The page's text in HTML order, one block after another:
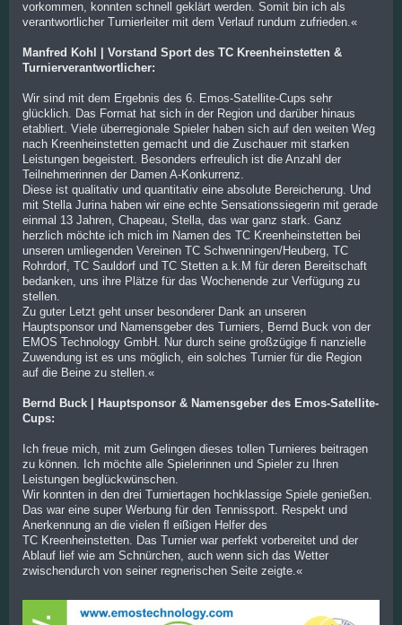
vorkommen, konnten schnell geklärt werden. Somit bin ich als
verantwortlicher Turnierleiter mit dem Verlauf rundum zufrieden.«
Manfred Kohl | Vorstand Sport des TC Kreenheinstetten &
Turnierverantwortlicher:
Wir sind mit dem Ergebnis des 6. Emos-Satellite-Cups sehr
glücklich. Das Format hat sich in der Region und darüber hinaus
etabliert. Viele überregionale Spieler haben sich auf den weiten Weg
nach Kreenheinstetten gemacht und die Zuschauer mit starken
Leistungen begeistert. Besonders erfreulich ist die Anzahl der
Teilnehmerinnen der Damen A-Konkurrenz.
Diese ist qualitativ und quantitativ eine absolute Bereicherung. Und
mit Stella Jurina haben wir eine echte Sensationssiegerin mit gerade
einmal 13 Jahren, Chapeau, Stella, das war ganz stark. Ganz
herzlich möchte ich mich im Namen des TC Kreenheinstetten bei
unseren umliegenden Vereinen TC Schwenningen/Heuberg, TC
Rohrdorf, TC Sauldorf und TC Stetten a.k.M für deren Bereitschaft
bedanken, uns ihre Plätze für das Wochenende zur Verfügung zu
stellen.
Zu guter Letzt geht unser besonderer Dank an unseren
Hauptsponsor und Namensgeber des Turniers, Bernd Buck von der
EMOS Technology GmbH. Nur durch seine großzügige ﬁ nanzielle
Zuwendung ist es uns möglich, ein solches Turnier für die Region
auf die Beine zu stellen.«
Bernd Buck | Hauptsponsor & Namensgeber des Emos-Satellite-
Cups:
Ich freue mich, mit zum Gelingen dieses tollen Turnieres beitragen
zu können. Ich möchte alle Spielerinnen und Spieler zu Ihren
Leistungen beglückwünschen.
Wir konnten in den drei Turniertagen hochklassige Spiele genießen.
Das war eine super Werbung für den Tennissport. Respekt und
Anerkennung an die vielen ﬂ eißigen Helfer des
TC Kreenheinstetten. Das Turnier war perfekt vorbereitet und der
Ablauf lief wie am Schnürchen, auch wenn sich das Wetter
zwischendurch von seiner regnerischen Seite zeigte.«